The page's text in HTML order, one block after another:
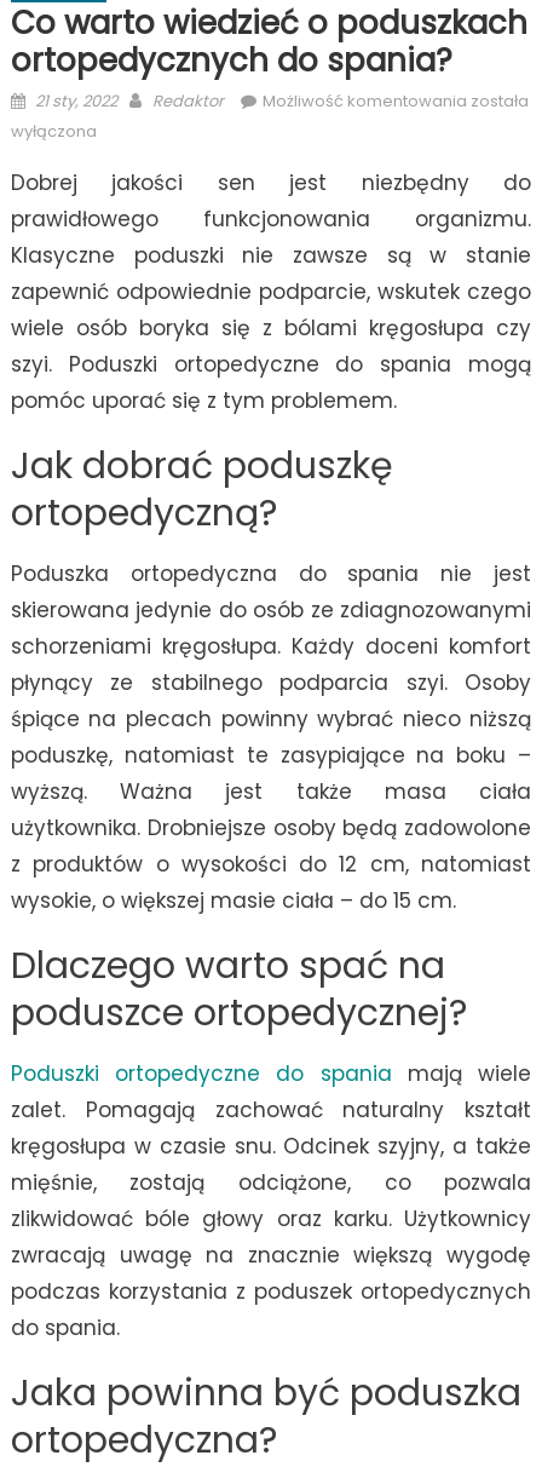
Co warto wiedzieć o poduszkach
ortopedycznych do spania?
Posted
on
21 sty, 2022 Author
Redaktor Możliwość komentowania Co
o
do
spania?
została
wyłączona
Dobrej jakości sen jest niezbędny do
prawidłowego funkcjonowania organizmu.
Klasyczne poduszki nie zawsze są w stanie
zapewnić odpowiednie podparcie, wskutek czego
wiele osób boryka się z bólami kręgosłupa czy
szyi. Poduszki ortopedyczne do spania mogą
pomóc uporać się z tym problemem.
Jak dobrać poduszkę
ortopedyczną?
Poduszka ortopedyczna do spania nie jest
skierowana jedynie do osób ze zdiagnozowanymi
schorzeniami kręgosłupa. Każdy doceni komfort
płynący ze stabilnego podparcia szyi. Osoby
śpiące na plecach powinny wybrać nieco niższą
poduszkę, natomiast te zasypiające na boku –
wyższą. Ważna jest także masa ciała
użytkownika. Drobniejsze osoby będą zadowolone
z produktów o wysokości do 12 cm, natomiast
wysokie, o większej masie ciała – do 15 cm.
Dlaczego warto spać na
poduszce ortopedycznej?
Poduszki ortopedyczne do spania mają wiele
zalet. Pomagają zachować naturalny kształt
kręgosłupa w czasie snu. Odcinek szyjny, a także
mięśnie, zostają odciążone, co pozwala
zlikwidować bóle głowy oraz karku. Użytkownicy
zwracają uwagę na znacznie większą wygodę
podczas korzystania z poduszek ortopedycznych
do spania.
Jaka powinna być poduszka
ortopedyczna?